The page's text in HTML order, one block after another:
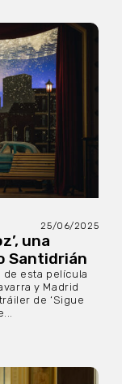
25/06/2025
una
Santidrián
esta película
y Madrid
de ‘Sigue